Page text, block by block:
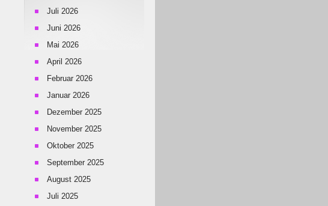
Juli 2026
Juni 2026
Mai 2026
April 2026
Februar 2026
Januar 2026
Dezember 2025
November 2025
Oktober 2025
September 2025
August 2025
Juli 2025